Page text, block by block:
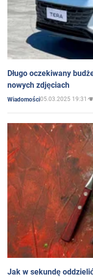
Długo oczekiwany
nowych zdjęciach
Wiadomości05.03.2025 19:31
Jak w sekundę